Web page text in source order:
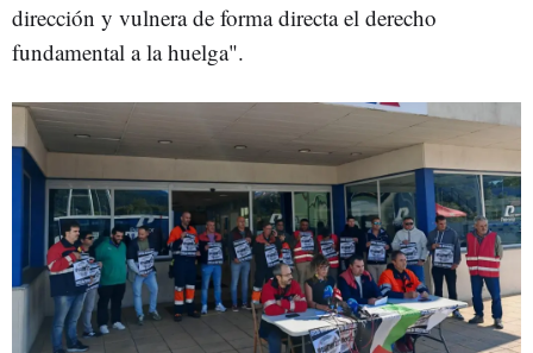
dirección y vulnera de forma directa el derecho
fundamental a la huelga".